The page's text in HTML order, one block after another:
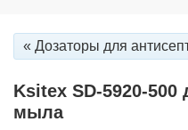
« Дозаторы для
Ksitex SD-5920-500
мыла